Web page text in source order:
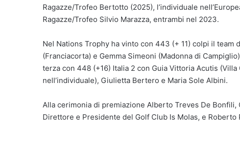
Ragazze/Trofeo Bertotto (2025), l’individuale
Ragazze/Trofeo Silvio Marazza, entrambi nel 2023.
Nel Nations Trophy ha vinto con 443 (+ 11) colpi il team
(Franciacorta) e Gemma Simeoni (Madonna di
terza con 448 (+16) Italia 2 con Guia Vittoria Acutis
nell’individuale), Giulietta Bertero e Maria Sole Albini.
Alla cerimonia di premiazione Alberto Treves De
Direttore e Presidente del Golf Club Is Molas, e